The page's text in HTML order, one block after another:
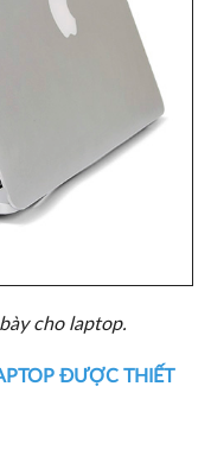
cho laptop.
ĐƯỢC THIẾT